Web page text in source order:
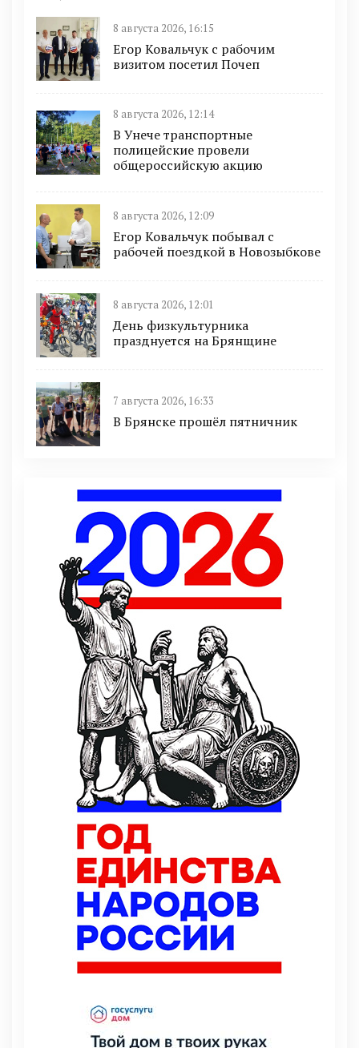
8 августа 2026, 16:15
Егор Ковальчук с рабочим
визитом посетил Почеп
8 августа 2026, 12:14
В Унече транспортные
полицейские провели
общероссийскую акцию
8 августа 2026, 12:09
Егор Ковальчук побывал с
рабочей поездкой в Новозыбкове
8 августа 2026, 12:01
День физкультурника
празднуется на Брянщине
7 августа 2026, 16:33
В Брянске прошёл пятничник